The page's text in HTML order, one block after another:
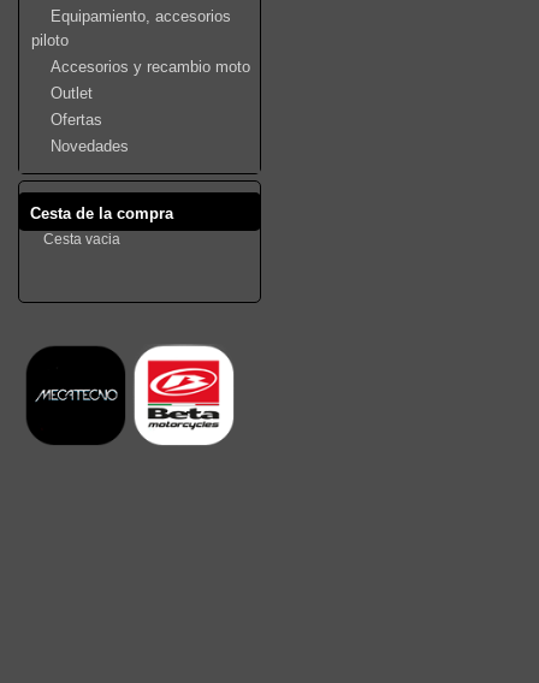
Equipamiento, accesorios
piloto
Accesorios y recambio moto
Outlet
Ofertas
Novedades
Cesta de la compra
Cesta vacia